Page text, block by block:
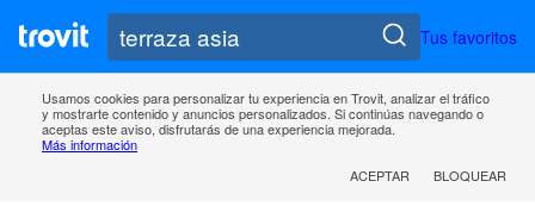
Tus favoritos
Usamos cookies para personalizar tu experiencia en Trovit, analizar el tráfico
y mostrarte contenido y anuncios personalizados. Si continúas navegando o
aceptas este aviso, disfrutarás de una experiencia mejorada.
Más información
ACEPTAR
BLOQUEAR